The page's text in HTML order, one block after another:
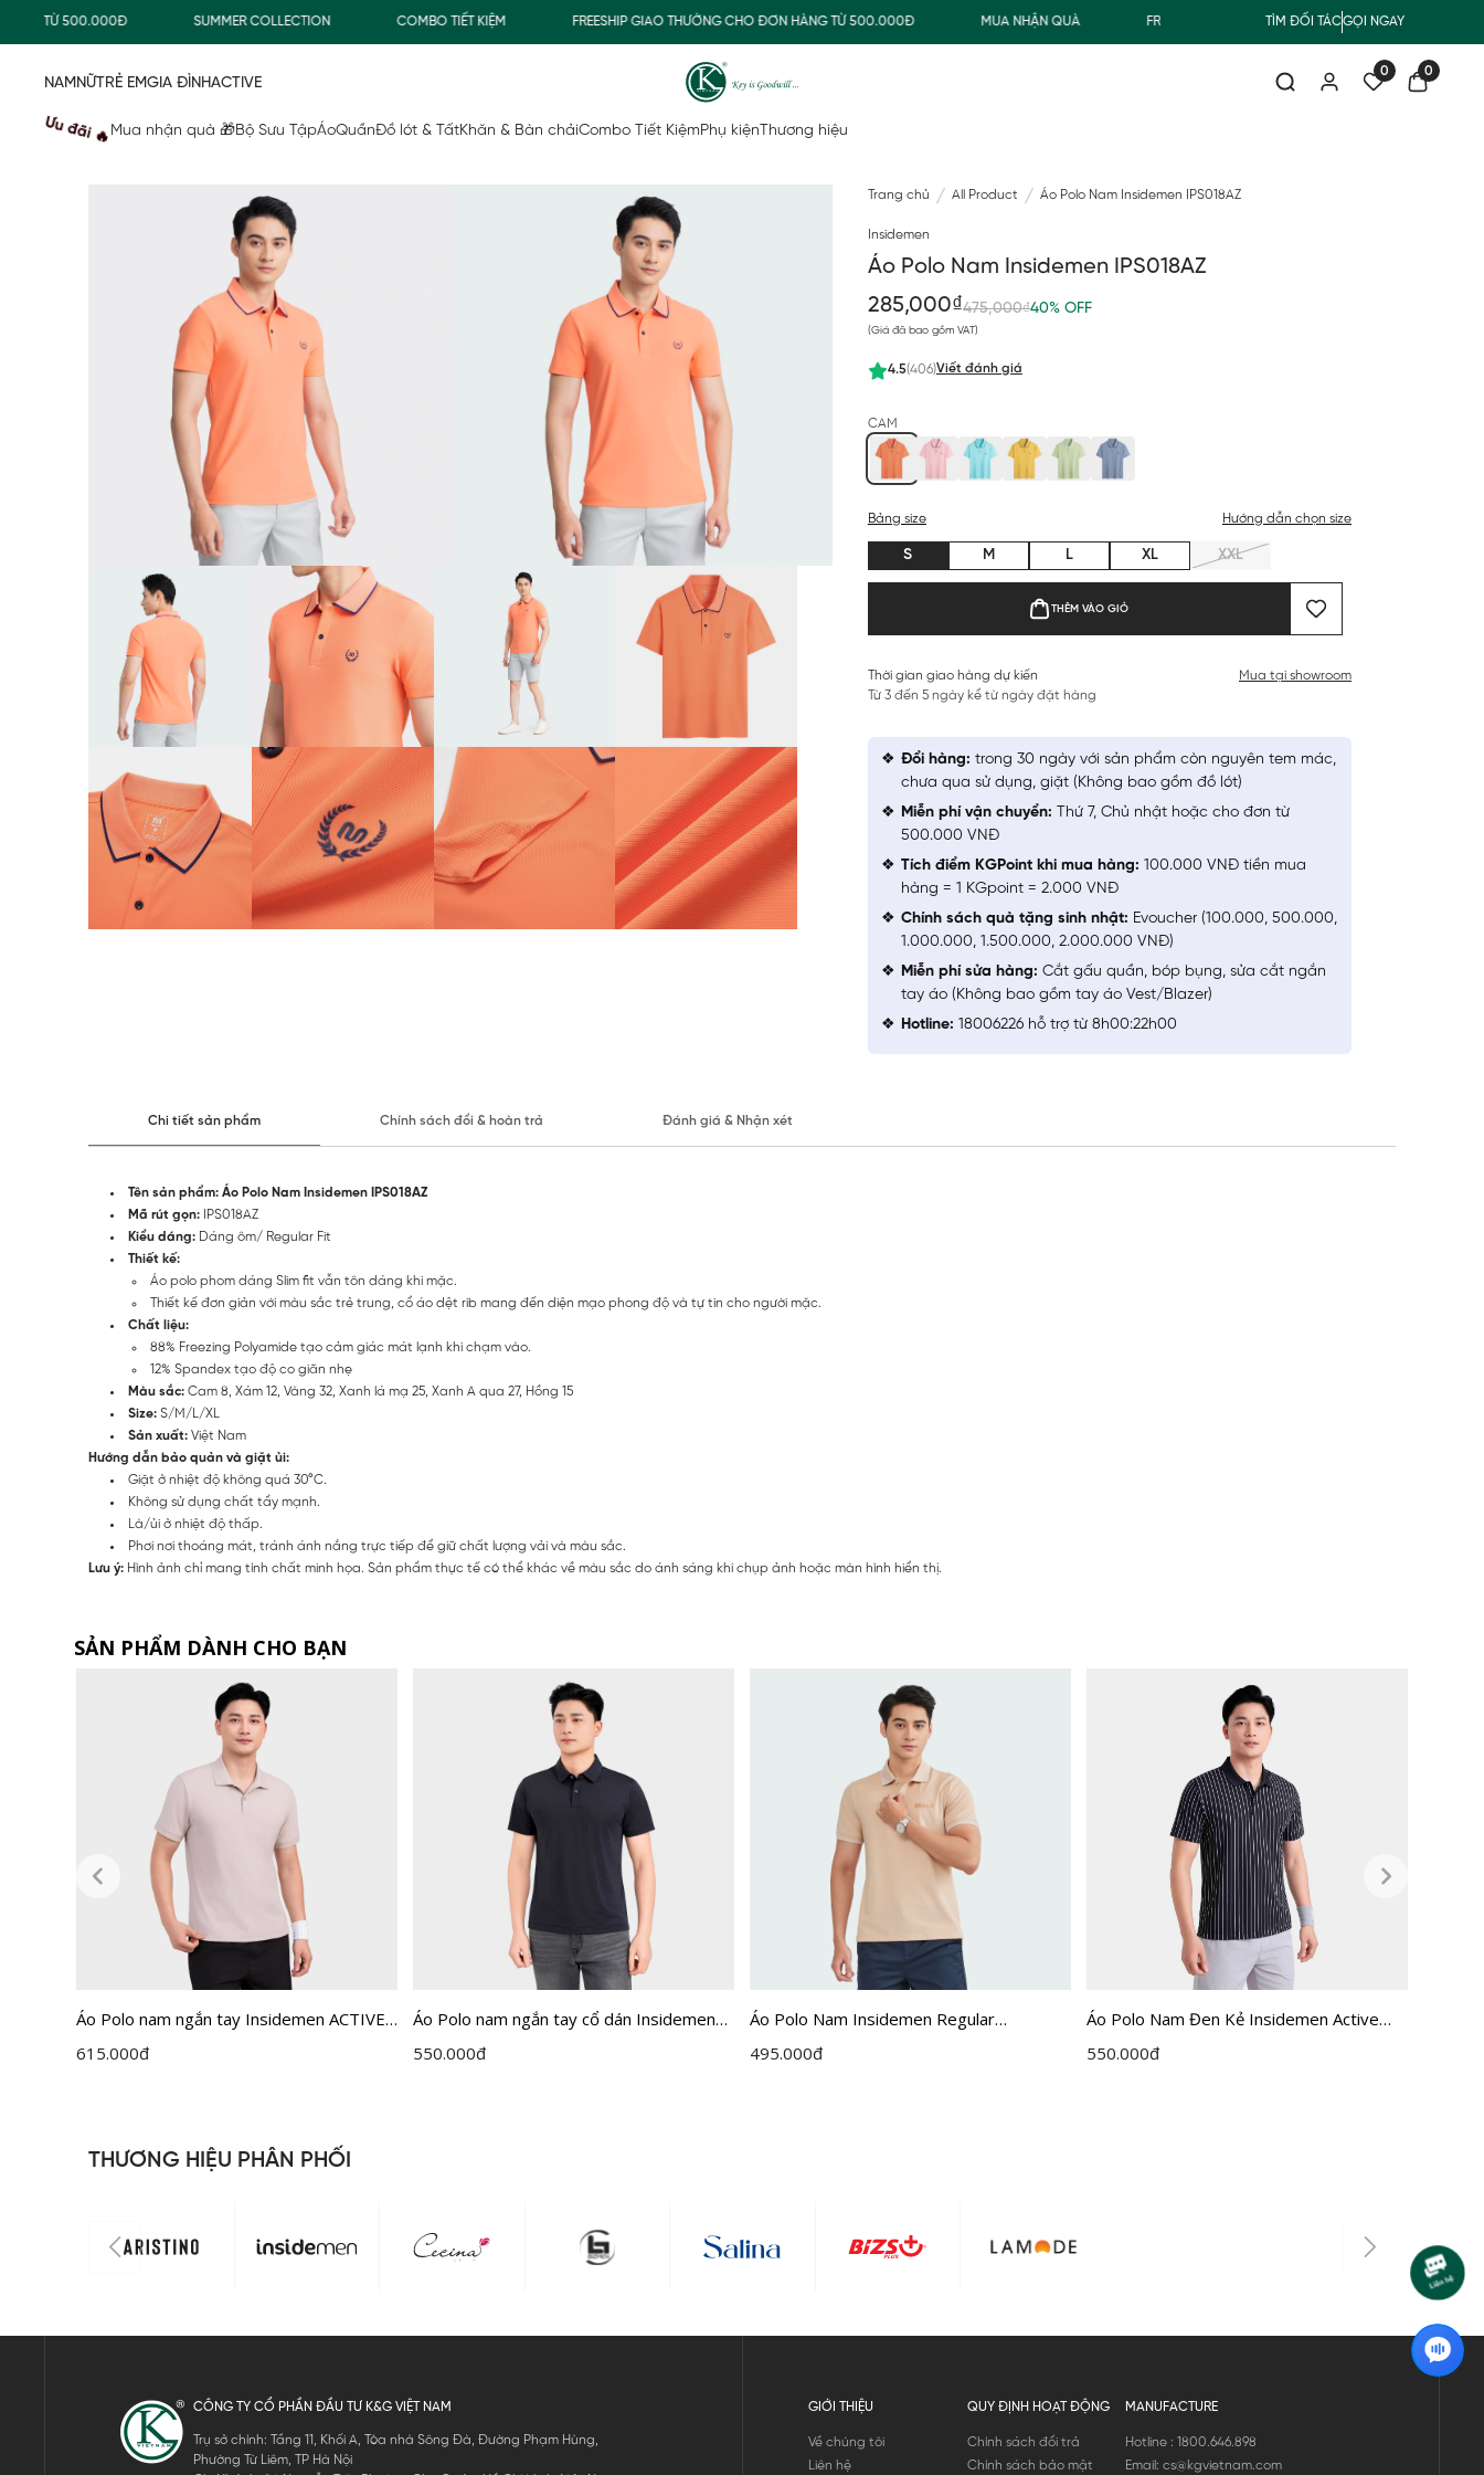
TỪ 500.000Đ SUMMER COLLECTION COMBO TIẾT KIỆM FREESHIP GIAO THƯỜNG CHO ĐƠN HÀNG TỪ 500.000Đ MUA NHẬN QUÀ FREESHIP GIAO THƯỜNG CHO ĐƠN HÀNG TỪ 500.000Đ
TÌM ĐỐI TÁCGỌI NGAY
0 0
NAMNỮTRẺ EMGIA ĐÌNHACTIVE
Ưu đãi 🔥 Mua nhận quà 🎁Bộ Sưu TậpÁoQuầnĐồ lót & TấtKhăn & Bàn chảiCombo Tiết KiệmPhụ kiện Thương hiệu
Trang chủ All Product Áo Polo Nam Insidemen IPS018AZ
Insidemen
Áo Polo Nam Insidemen IPS018AZ
285,000₫475,000₫40% OFF
(Giá đã bao gồm VAT)
4.5(406)Viết đánh giá
CAM
Bảng size Hướng dẫn chọn size
S M L XL XXL
THÊM VÀO GIỎ
Thời gian giao hàng dự kiến
Từ 3 đến 5 ngày kể từ ngày đặt hàng
Mua tại showroom
Đổi hàng: trong 30 ngày với sản phẩm còn nguyên tem mác,
chưa qua sử dụng, giặt (Không bao gồm đồ lót)
Miễn phí vận chuyển: Thứ 7, Chủ nhật hoặc cho đơn từ
500.000 VNĐ
Tích điểm KGPoint khi mua hàng: 100.000 VNĐ tiền mua
hàng = 1 KGpoint = 2.000 VNĐ
Chính sách quà tặng sinh nhật: Evoucher (100.000, 500.000,
1.000.000, 1.500.000, 2.000.000 VNĐ)
Miễn phí sửa hàng: Cắt gấu quần, bóp bụng, sửa cắt ngắn
tay áo (Không bao gồm tay áo Vest/Blazer)
Hotline: 18006226 hỗ trợ từ 8h00:22h00
Chi tiết sản phẩm Chính sách đổi & hoàn trả Đánh giá & Nhận xét
Tên sản phẩm: Áo Polo Nam Insidemen IPS018AZ
Mã rút gọn: IPS018AZ
Kiểu dáng: Dáng ôm/ Regular Fit
Thiết kế:
Áo polo phom dáng Slim fit vẫn tôn dáng khi mặc.
Thiết kế đơn giản với màu sắc trẻ trung, cổ áo dệt rib mang đến diện mạo phong độ và tự tin cho người mặc.
Chất liệu:
88% Freezing Polyamide tạo cảm giác mát lạnh khi chạm vào.
12% Spandex tạo độ co giãn nhẹ
Màu sắc: Cam 8, Xám 12, Vàng 32, Xanh lá mạ 25, Xanh A qua 27, Hồng 15
Size: S/M/L/XL
Sản xuất: Việt Nam
Hướng dẫn bảo quản và giặt ủi:
Giặt ở nhiệt độ không quá 30°C.
Không sử dụng chất tẩy mạnh.
Là/ủi ở nhiệt độ thấp.
Phơi nơi thoáng mát, tránh ánh nắng trực tiếp để giữ chất lượng vải và màu sắc.
Lưu ý: Hình ảnh chỉ mang tính chất minh họa. Sản phẩm thực tế có thể khác về màu sắc do ánh sáng khi chụp ảnh hoặc màn hình hiển thị.
SẢN PHẨM DÀNH CHO BẠN
Áo Polo nam ngắn tay Insidemen ACTIVE
IPS112EDP01
615.000đ
Áo Polo nam ngắn tay cổ dán Insidemen
dệt Jacquard vân chìm IPS122MAH0
550.000đ
Áo Polo Nam Insidemen Regular
IPS071S2
495.000đ
Áo Polo Nam Đen Kẻ Insidemen Active
IPS116EDP01
550.000đ
THƯƠNG HIỆU PHÂN PHỐI
CÔNG TY CỔ PHẦN ĐẦU TƯ K&G VIỆT NAM
Trụ sở chính: Tầng 11, Khối A, Tòa nhà Sông Đà, Đường Phạm Hùng,
Phường Từ Liêm, TP Hà Nội
GIỚI THIỆU
Về chúng tôi
Liên hệ
QUY ĐỊNH HOẠT ĐỘNG
Chính sách đổi trả
Chính sách bảo mật
MANUFACTURE
Hotline : 1800.646.898
Email: cs@kgvietnam.com